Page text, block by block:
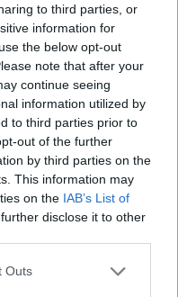
to third parties, or
information for
the below opt-out
note that after your
continue seeing
information utilized by
to third parties prior to
out of the further
by third parties on the
This information may
on the IAB’s List of
disclose it to other
Outs
wymiana
Autoglass®, żeby
profesjonaliści radzą